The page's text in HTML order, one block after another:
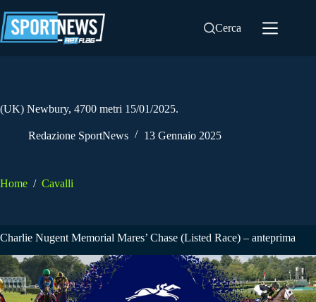
al
contenuto
Cerca
(UK) Newbury, 4700 metri 15/01/2025.
Redazione SportNews 13 Gennaio 2025
Home / Cavalli
Charlie Nugent Memorial Mares’ Chase (Listed Race) – anteprima